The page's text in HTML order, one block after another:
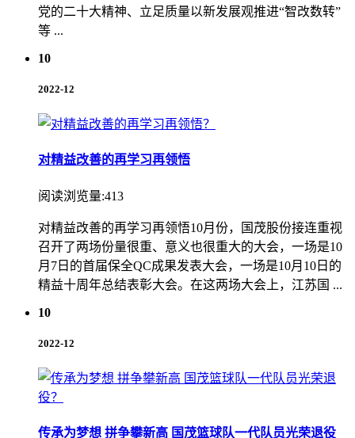
党的二十大精神、立足质量以新发展观推进“智改数转”
等 ...
10
2022-12
对精益改善的再学习再领悟
阅读浏览量:413
对精益改善的再学习再领悟10月份，国茂股份接连重视
召开了两场份量很重、意义也很重大的大会，一场是10
月7日的首届保全QC成果发表大会，一场是10月10日的
精益十周年总结表彰大会。在这两场大会上，江苏国 ...
10
2022-12
传承为梦想 拼争攀新高 国茂篮球队一代队员光荣退役